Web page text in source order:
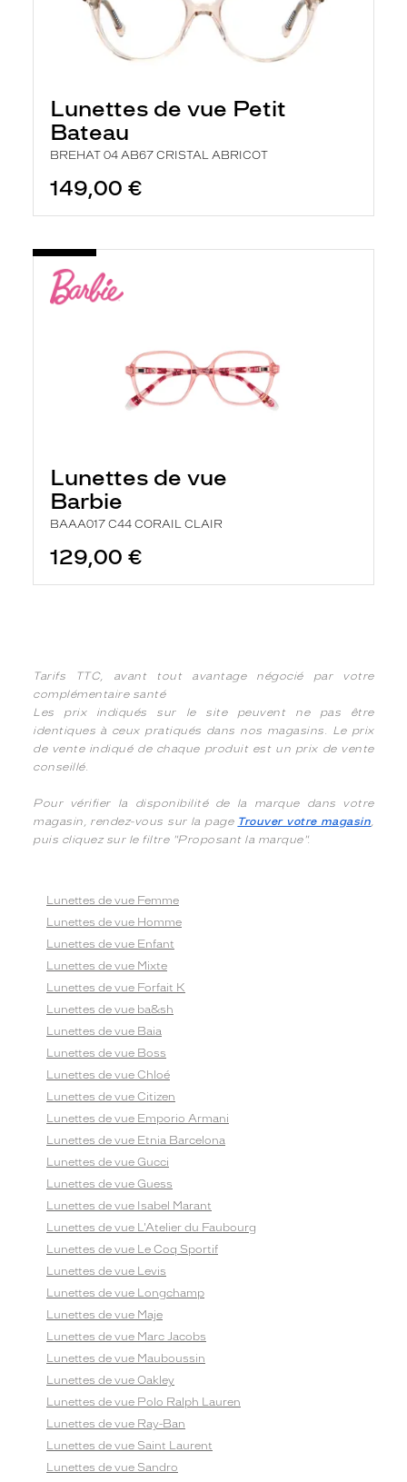
Lunettes de vue Petit
Bateau
BREHAT 04 AB67 CRISTAL ABRICOT
149,00 €
Lunettes de vue
Barbie
BAAA017 C44 CORAIL CLAIR
129,00 €
Tarifs TTC, avant tout avantage négocié par votre
complémentaire santé
Les prix indiqués sur le site peuvent ne pas être
identiques à ceux pratiqués dans nos magasins. Le prix
de vente indiqué de chaque produit est un prix de vente
conseillé.
Pour vérifier la disponibilité de la marque dans votre
magasin, rendez-vous sur la page Trouver votre magasin,
puis cliquez sur le filtre "Proposant la marque".
Lunettes de vue Femme
Lunettes de vue Homme
Lunettes de vue Enfant
Lunettes de vue Mixte
Lunettes de vue Forfait K
Lunettes de vue ba&sh
Lunettes de vue Baia
Lunettes de vue Boss
Lunettes de vue Chloé
Lunettes de vue Citizen
Lunettes de vue Emporio Armani
Lunettes de vue Etnia Barcelona
Lunettes de vue Gucci
Lunettes de vue Guess
Lunettes de vue Isabel Marant
Lunettes de vue L'Atelier du Faubourg
Lunettes de vue Le Coq Sportif
Lunettes de vue Levis
Lunettes de vue Longchamp
Lunettes de vue Maje
Lunettes de vue Marc Jacobs
Lunettes de vue Mauboussin
Lunettes de vue Oakley
Lunettes de vue Polo Ralph Lauren
Lunettes de vue Ray-Ban
Lunettes de vue Saint Laurent
Lunettes de vue Sandro